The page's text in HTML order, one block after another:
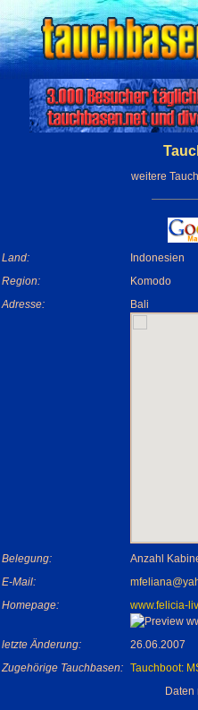
weitere
Land:
Indonesien
Region:
Komodo
Adresse:
Bali
Belegung:
Anzahl
E-Mail:
Homepage:
www.felicia-
letzte Änderung:
26.06.2007
Zugehörige Tauchbasen:
Tauchboot: